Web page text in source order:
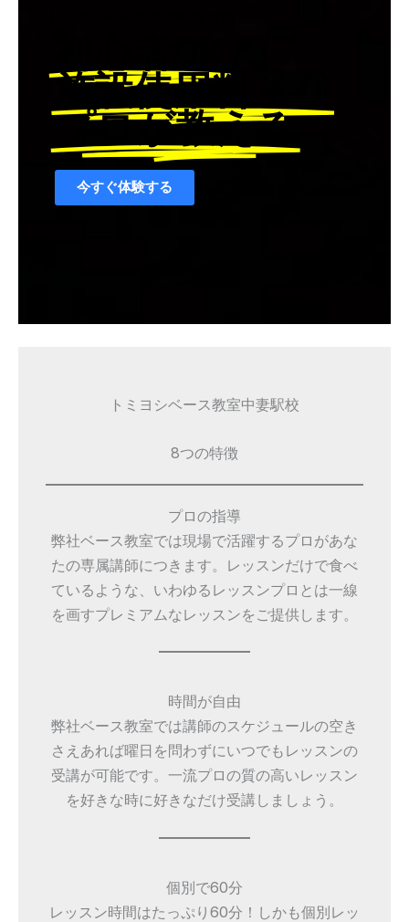
施設使用料￥０
プロが教える
今すぐ体験する
トミヨシベース教室中妻駅校
8つの特徴
プロの指導
弊社ベース教室では現場で活躍するプロがあな
たの専属講師につきます。レッスンだけで食べ
ているような、いわゆるレッスンプロとは一線
を画すプレミアムなレッスンをご提供します。
時間が自由
弊社ベース教室では講師のスケジュールの空き
さえあれば曜日を問わずにいつでもレッスンの
受講が可能です。一流プロの質の高いレッスン
を好きな時に好きなだけ受講しましょう。
個別で60分
レッスン時間はたっぷり60分！しかも個別レッ